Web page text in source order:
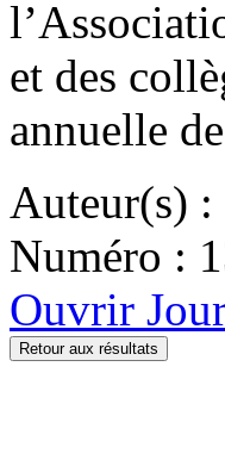
et des
annuelle
Auteur(s) :
Numéro :
Ouvrir
Retour aux résultats